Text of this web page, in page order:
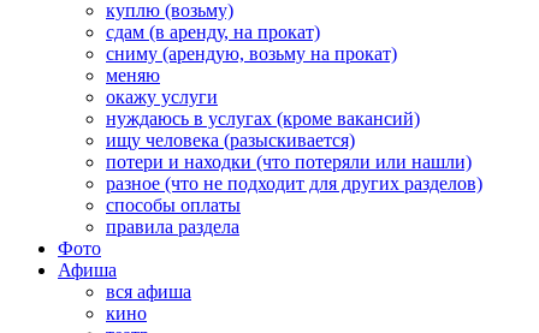
куплю (возьму)
сдам (в аренду, на прокат)
сниму (арендую, возьму на прокат)
меняю
окажу услуги
нуждаюсь в услугах (кроме вакансий)
ищу человека (разыскивается)
потери и находки (что потеряли или нашли)
разное (что не подходит для других разделов)
способы оплаты
правила раздела
Фото
Афиша
вся афиша
кино